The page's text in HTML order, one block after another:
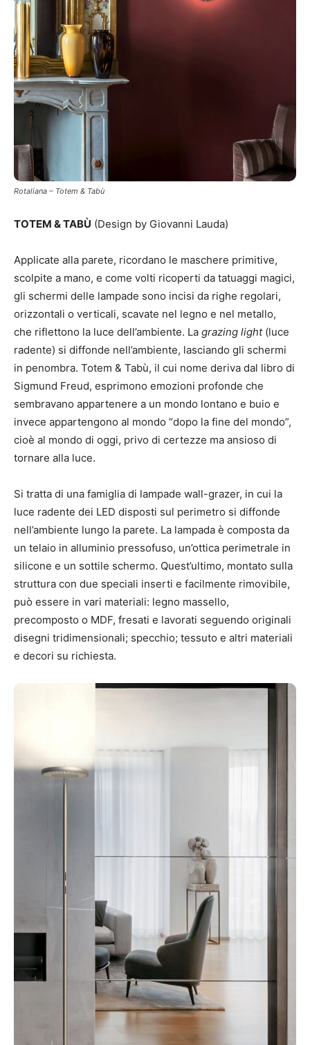
Rotaliana – Totem & Tabù
TOTEM & TABÙ (Design by Giovanni Lauda)
Applicate alla parete, ricordano le maschere primitive,
scolpite a mano, e come volti ricoperti da tatuaggi magici,
gli schermi delle lampade sono incisi da righe regolari,
orizzontali o verticali, scavate nel legno e nel metallo,
che riflettono la luce dell’ambiente. La grazing light(luce
radente) si diffonde nell’ambiente, lasciando gli schermi
in penombra. Totem & Tabù, il cui nome deriva dal libro di
Sigmund Freud, esprimono emozioni profonde che
sembravano appartenere a un mondo lontano e buio e
invece appartengono al mondo “dopo la fine del mondo”,
cioè al mondo di oggi, privo di certezze ma ansioso di
tornare alla luce.
Si tratta di una famiglia di lampade wall-grazer, in cui la
luce radente dei LED disposti sul perimetro si diffonde
nell’ambiente lungo la parete. La lampada è composta da
un telaio in alluminio pressofuso, un’ottica perimetrale in
silicone e un sottile schermo. Quest’ultimo, montato sulla
struttura con due speciali inserti e facilmente rimovibile,
può essere in vari materiali: legno massello,
precomposto o MDF, fresati e lavorati seguendo originali
disegni tridimensionali; specchio; tessuto e altri materiali
e decori su richiesta.